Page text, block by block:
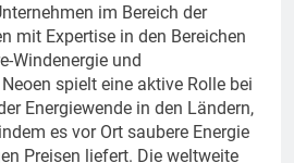
im Bereich der
mit Expertise in den Bereichen
Windenergie und
spielt eine aktive Rolle bei
Energiewende in den Ländern,
es vor Ort saubere Energie
Preisen liefert. Die weltweite